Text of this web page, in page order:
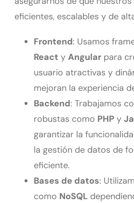
eficientes, escalables y de
Frontend: Usamos
React y Angularpara
usuario atractivas y
mejoran la experiencia
Backend: Trabajamos
robustas como PHPy
garantizar la
la gestión de datos de
eficiente.
Bases de datos:
como NoSQL